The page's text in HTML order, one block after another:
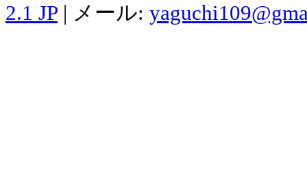
2.1 JP | メール: